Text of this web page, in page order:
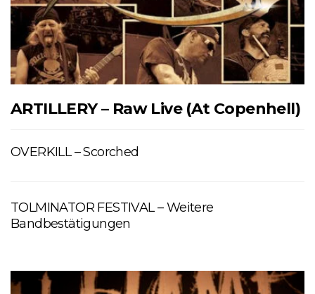
ARTILLERY – Raw Live (At Copenhell)
OVERKILL – Scorched
TOLMINATOR FESTIVAL – Weitere
Bandbestätigungen